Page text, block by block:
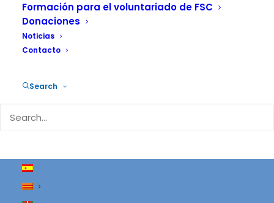
Formación para el voluntariado de FSC
Donaciones
Noticias
Contacto
Search